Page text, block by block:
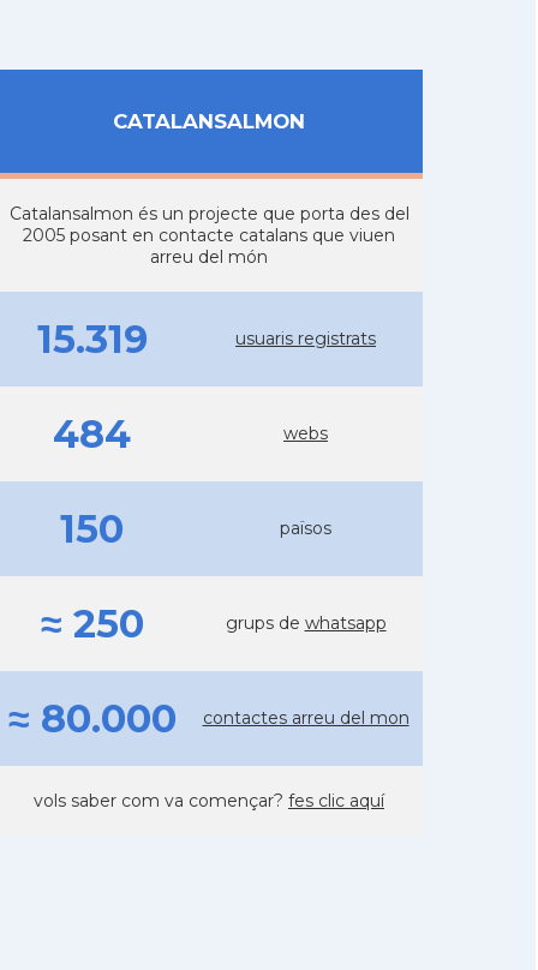
CATALANSALMON
Catalansalmon és un projecte que porta des del
2005 posant en contacte catalans que viuen
arreu del món
15.319 usuaris registrats
484 webs
150 països
≈ 250 grups de whatsapp
≈ 80.000 contactes arreu del mon
vols saber com va començar? fes clic aquí